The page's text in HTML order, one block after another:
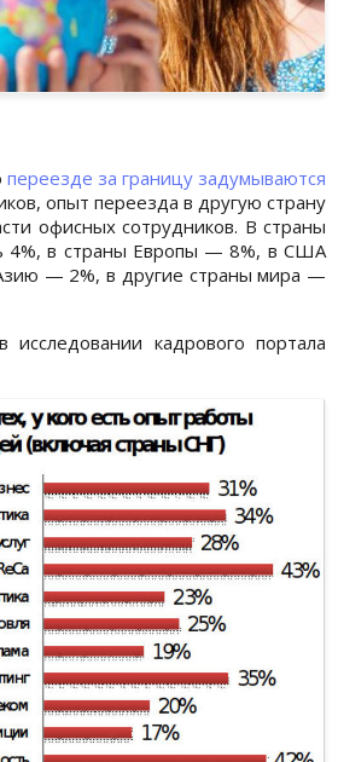
переезде за границу задумываются
опыт переезда в другую страну
офисных сотрудников. В страны
4%, в страны Европы — 8%, в США
— 2%, в другие страны мира —
кадрового портала